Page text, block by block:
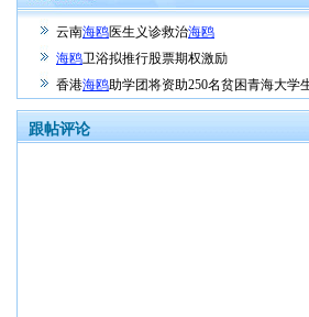
云南海鸥医生义诊救治海鸥
海鸥卫浴拟推行股票期权激励
香港海鸥助学团将资助250名贫困青海大学
跟帖评论